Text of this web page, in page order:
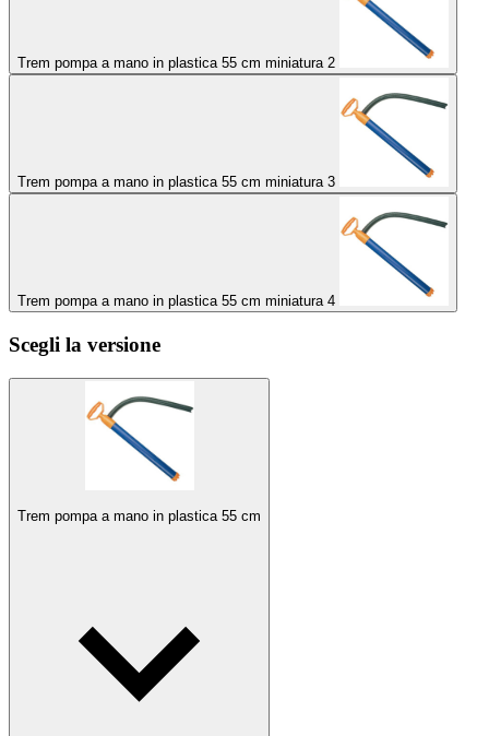
Trem pompa a mano in plastica 55 cm miniatura 2
Trem pompa a mano in plastica 55 cm miniatura 3
Trem pompa a mano in plastica 55 cm miniatura 4
Scegli la versione
Trem pompa a mano in plastica 55 cm